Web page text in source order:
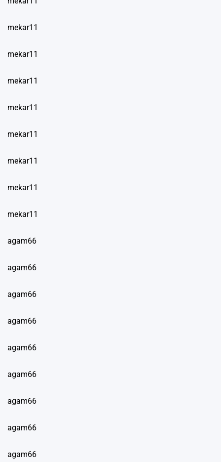
mekar11
mekar11
mekar11
mekar11
mekar11
mekar11
mekar11
mekar11
agam66
agam66
agam66
agam66
agam66
agam66
agam66
agam66
agam66